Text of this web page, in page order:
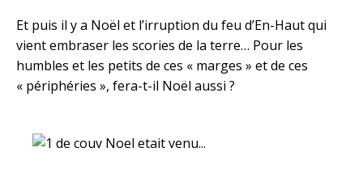
Et puis il y a Noël et l’irruption du feu d’En-Haut qui
vient embraser les scories de la terre… Pour les
humbles et les petits de ces « marges » et de ces
« périphéries », fera-t-il Noël aussi ?